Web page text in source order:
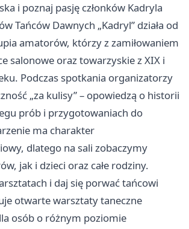
i poznaj pasję członków Kadryla
Tańców Dawnych „Kadryl” działa od
amatorów, którzy z zamiłowaniem
salonowe oraz towarzyskie z XIX i
Podczas spotkania organizatorzy
„za kulisy” – opowiedzą o historii
prób i przygotowaniach do
ma charakter
dlatego na sali zobaczymy
jak i dzieci oraz całe rodziny.
i daj się porwać tańcowi
otwarte warsztaty taneczne
osób o różnym poziomie